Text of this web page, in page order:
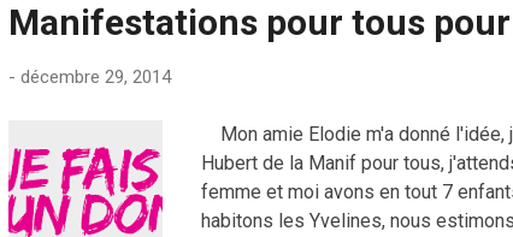
Manifestations pour tous
- décembre 29, 2014
Mon amie Elodie m'a donné
Hubert de la Manif pour tous,
femme et moi avons en tout 7
habitons les Yvelines, nous